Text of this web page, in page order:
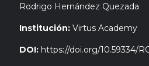
Rodrigo Hernández Quezada
Institución: Virtus Academy
DOI: https://doi.org/10.59334/